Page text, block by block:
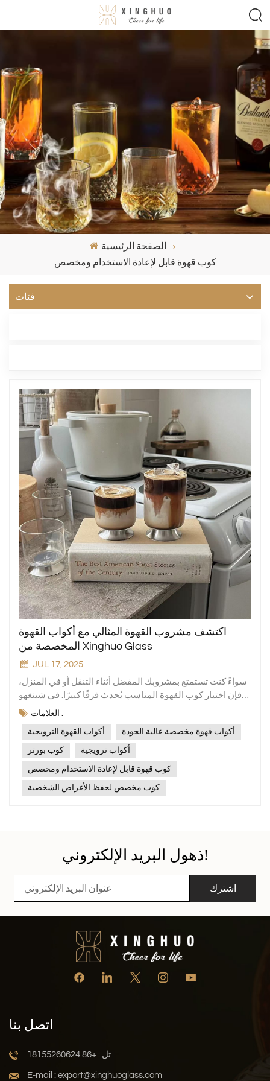
الصفحة الرئيسية
كوب قهوة قابل لإعادة الاستخدام ومخصص
فئات
اكتشف مشروب القهوة المثالي مع أكواب القهوة
المخصصة من Xinghuo Glass
JUL 17, 2025
سواءً كنت تستمتع بمشروبك المفضل أثناء التنقل أو في المنزل،
فإن اختيار كوب القهوة المناسب يُحدث فرقًا كبيرًا. في شينغهو
جلاس، نُدرك أهمية اختيار كوب مثالي لبدء يومك على أكمل وجه.
تتميز مجموعتنا بتشكيلة واسعة من أكواب القهوة الترويجية التي
تجمع بين الأناقة والعملية والاستدامة في كوب واحد رائع. ارتقِ
بتجربة القهوة الخاصة بك مع أكواب القهوة المخصصة عالية
الجودةيتجلى التزامنا بالجودة في كل قطعة، مما يضمن بقاء
قهوتك ساخنة ولذيذة لفترة أطول. أكواب قهوة مخصصة عالية
الجودة لا تعد أكواب Xinghuo Glass مجرد إكسسوارات أنيقة، بل
الكوب الأنيق والعملي على مشروبك آمنًا أثناء تنقلك.أكواب قهوة
لعرض شعارك أو رسالتك. أكواب القهوة الترويجية هي طريقة
وكوب مخصص للاحتفاظ بهفي شركة Xinghuo Glass، نؤمن
بالاستدامة دون المساس بالأناقة. أكواب قهوة قابلة لإعادة
الاستخدام مخصصة أكواب "وحافظ على" هي بدائل صديقة للبيئة
للخيارات التي تُستخدم لمرة واحدة. عبّر عن رأيك وقلّل من
جودة المنتج الفائقة، وستستفيد أيضًا من خدمتنا المتميزة. يلتزم
ووصولًا إلى خدمة ما بعد البيع. يلتزم فريقنا بتوفير تجربة تسوق
العلامات :
أكواب القهوة الترويجية أكواب قهوة مخصصة عالية الجودة
كوب بورتر أكواب ترويجية
كوب قهوة قابل لإعادة الاستخدام ومخصص
كوب مخصص لحفظ الأغراض الشخصية
ذهول البريد الإلكتروني!
اشترك
اتصل بنا
تل : +86 18155260624
E-mail : export@xinghuoglass.com